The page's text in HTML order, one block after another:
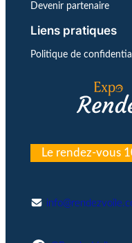
Devenir partenaire
Liens pratiques
Politique de
Le rendez-vous